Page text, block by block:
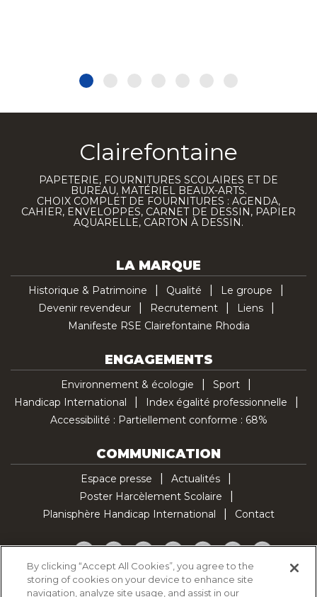
Clairefontaine
PAPETERIE, FOURNITURES SCOLAIRES ET DE
BUREAU, MATÉRIEL BEAUX-ARTS.
CHOIX COMPLET DE FOURNITURES : AGENDA,
CAHIER, ENVELOPPES, CARNET DE DESSIN, PAPIER
AQUARELLE, CARTON À DESSIN.
LA MARQUE
Historique & Patrimoine Qualité
Le groupe
Devenir revendeur
Recrutement
Liens
Manifeste RSE Clairefontaine Rhodia
ENGAGEMENTS
Environnement & écologie
Sport
Handicap International
Index égalité professionnelle
Accessibilité : Partiellement conforme : 68%
COMMUNICATION
Espace presse
Actualités
Poster Harcèlement Scolaire
Planisphère Handicap International
Contact
Facebook
TwitterYouTubePinterestInstagramLinkedInTikTok
Politique d'utilisation des cookies
By clicking “Accept All Cookies”, you agree to the
storing of cookies on your device to enhance site
navigation, analyze site usage, and assist in our